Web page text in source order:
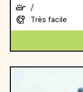
/
Très facile